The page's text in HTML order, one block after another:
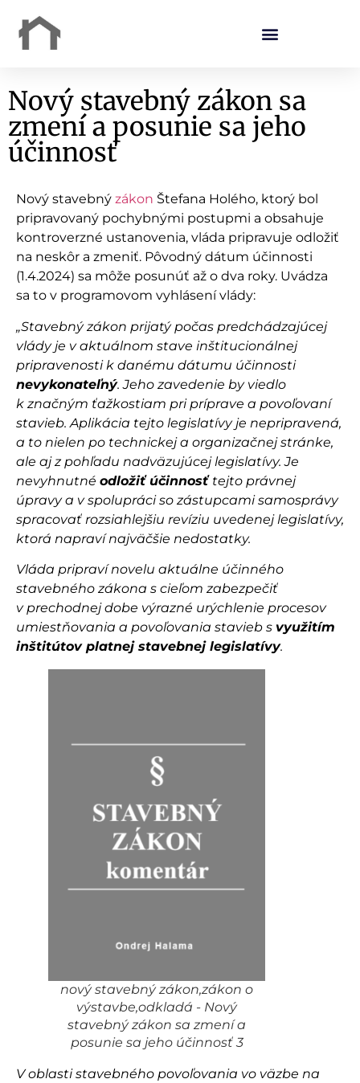
Nový stavebný zákon sa
zmení a posunie sa jeho
účinnosť
Nový stavebný zákon Štefana Holého, ktorý bol
pripravovaný pochybnými postupmi a obsahuje
kontroverzné ustanovenia, vláda pripravuje odložiť
na neskôr a zmeniť. Pôvodný dátum účinnosti
(1.4.2024) sa môže posunúť až o dva roky. Uvádza
sa to v programovom vyhlásení vlády:
„Stavebný zákon prijatý počas predchádzajúcej
vlády je v aktuálnom stave inštitucionálnej
pripravenosti k danému dátumu účinnosti
nevykonateľný. Jeho zavedenie by viedlo
k značným ťažkostiam pri príprave a povoľovaní
stavieb. Aplikácia tejto legislatívy je nepripravená,
a to nielen po technickej a organizačnej stránke,
ale aj z pohľadu nadväzujúcej legislatívy. Je
nevyhnutné odložiť účinnosť tejto právnej
úpravy a v spolupráci so zástupcami samosprávy
spracovať rozsiahlejšiu revíziu uvedenej legislatívy,
ktorá napraví najväčšie nedostatky.
Vláda pripraví novelu aktuálne účinného
stavebného zákona s cieľom zabezpečiť
v prechodnej dobe výrazné urýchlenie procesov
umiestňovania a povoľovania stavieb s využitím
inštitútov platnej stavebnej legislatívy.
nový stavebný zákon,zákon o
výstavbe,odkladá - Nový
stavebný zákon sa zmení a
posunie sa jeho účinnosť 3
V oblasti stavebného povoľovania vo väzbe na